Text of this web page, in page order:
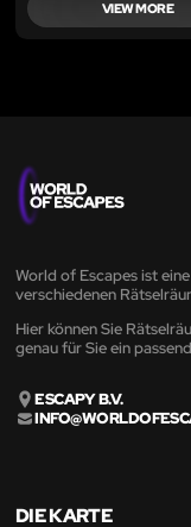
VIEW MORE
World of Escapes ist
verschiedenen
Hier können Sie
genau für Sie ein
ESCAPY B.V.
DIE KARTE